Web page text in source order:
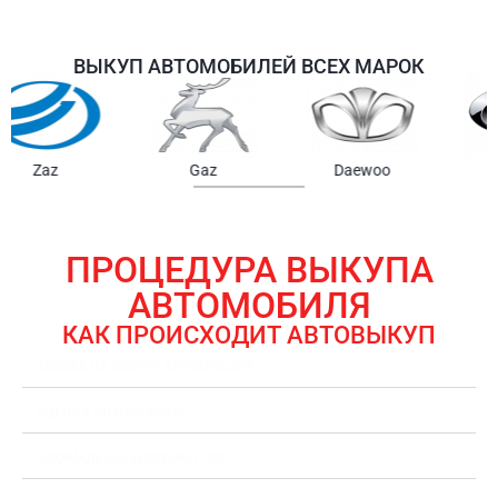
ВЫКУП АВТОМОБИЛЕЙ ВСЕХ МАРОК
Samsung
ПРОЦЕДУРА ВЫКУПА
АВТОМОБИЛЯ
КАК ПРОИСХОДИТ АВТОВЫКУП